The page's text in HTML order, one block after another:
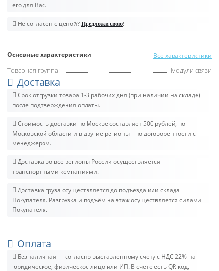
его для Вас.
Не согласен с ценой? Предложи свою!
Основные характеристики Все характеристики
Товарная группа: Модули связи
Доставка
Срок отгрузки товара 1-3 рабочих дня (при наличии на складе)
после подтверждения оплаты.
Стоимость доставки по Москве составляет 500 рублей, по
Московской области и в другие регионы – по договоренности с
менеджером.
Доставка во все регионы России осуществляется
транспортными компаниями.
Доставка груза осуществляется до подъезда или склада
Покупателя. Разгрузка и подъём на этаж осуществляется силами
Покупателя.
Оплата
Безналичная — согласно выставленному счету c НДС 22% на
юридическое, физическое лицо или ИП. В счете есть QR-код,